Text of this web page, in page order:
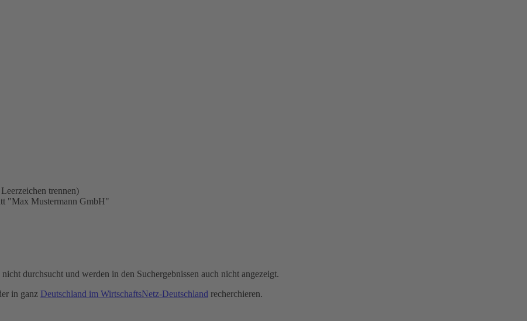
trennen)
"Max Mustermann GmbH"
durchsucht und werden in den Suchergebnissen auch nicht angezeigt.
in ganz Deutschland im WirtschaftsNetz-Deutschland recherchieren.